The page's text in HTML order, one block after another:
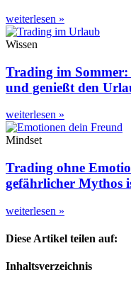
weiterlesen »
Wissen
Trading im Sommer:
und genießt den
weiterlesen »
Mindset
Trading ohne
gefährlicher Mythos
weiterlesen »
Diese Artikel teilen auf:
Inhaltsverzeichnis